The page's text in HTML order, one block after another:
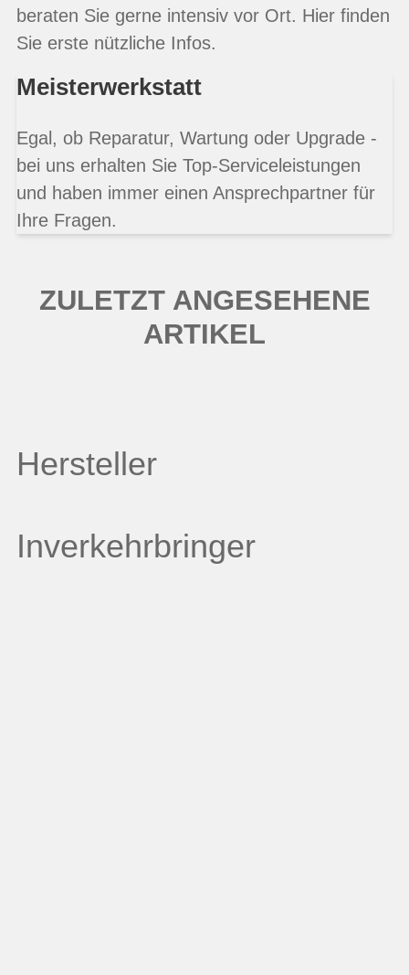
beraten Sie gerne intensiv vor Ort. Hier finden
Sie erste nützliche Infos.
Meisterwerkstatt
Egal, ob Reparatur, Wartung oder Upgrade -
bei uns erhalten Sie Top-Serviceleistungen
und haben immer einen Ansprechpartner für
Ihre Fragen.
ZULETZT ANGESEHENE
ARTIKEL
Hersteller
Inverkehrbringer